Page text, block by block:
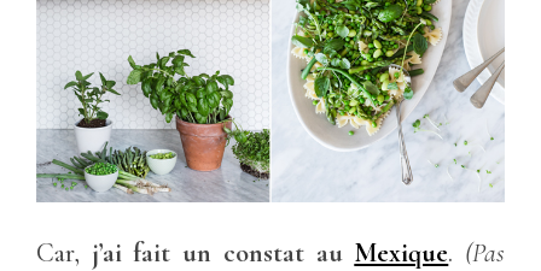
Car, j’ai fait un constat au Mexique. (Pas